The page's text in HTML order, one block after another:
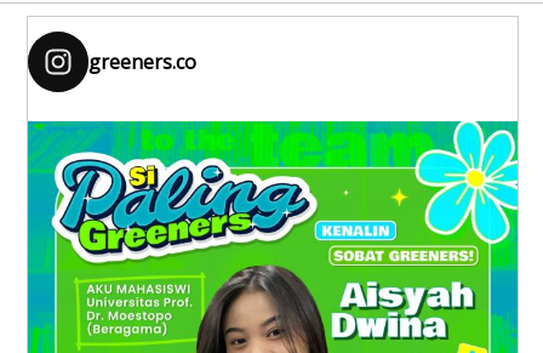
greeners.co